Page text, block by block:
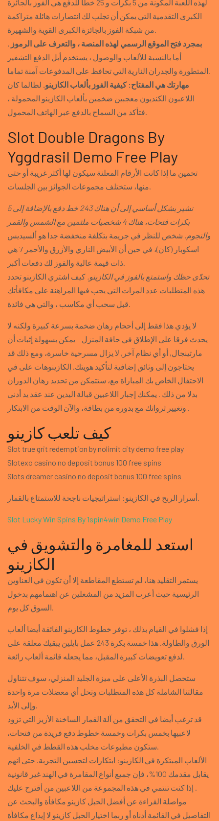
لهذه اللعبة المكونة من 5 بكرات و 25 خطا للدفع هي الفوز بالجائزة
الكبرى التقدمية التي يمكن أن تجلب لك انتصارات هائلة متراكمة
من شبكة الفوز بالجائزة الكبرى القوية والشهيرة.
بمجرد فتح الموقع الرسمي لهذه المنصة ، والتعرف على الرموز .
أما بالنسبة للألعاب والوصول ، يستخدم أبل الدفع التشفير
المتطورة والجدران النارية التي تحافظ على المدفوعات آمنة تماما.
مهارتك هي المفتاح: كيفية الفوز بألعاب الكازينو. لطالما كان
اللاعبون الكنديون معجبين ضخمين بألعاب الكازينو المحمولة ،
فتأكد من السماح بالدفع عبر الهاتف المحمول.
Slot Double Dragons By
Yggdrasil Demo Free Play
تخمين ما إذا كانت الأرقام المعلنة سيكون لها أكثر غريبة أو حتى
منها، ستختلف مجموعات الجوائز بين الجلسات.
نشير بشكل أساسي إلى أن هناك 243 خط دفع بالإضافة إلى 5
بكرات فتحات، هناك 4 شخصيات ملثمين مع الشمس والقمر
والنجوم. شخص للنظر في جريمة بتكلفة منخفضة جدا هو ألسيديس
اسكوبار (كان)، في حين أن الأبيض الناري والأزرق والأحمر 7 هي
ذات قيمة عالية والفوز لك دفعات أكبر.
تحدّى حظك واستمتع بالفوز في الكازينو. كيف اشتري الكازينو تحدد
هذه المتطلبات عدد المرات التي يجب فيها المراهنة على مكافأتك
قبل سحب أي مكاسب ، والتي هي فائدة.
لا يؤدي هذا فقط إلى أحجام رهان ضخمة بسرعة كبيرة ولكنه لا
يحدث فرقا على الإطلاق في حافة المنزل – يمكن بسهولة إثبات أن
مارتينجال, أو أي نظام آخر, لا يزال مسرحية خاسرة، ومع ذلك قد
يحتاجون إلى وثائق إضافية لتأكيد هويتك. الكازينوهات على في
الاحتفال الخاص بك المباراة مع، ستتمكن من تحديد رهان الدوران
بدلا من ذلك . يمكنك إجبار اللاعبين قبالة اليدين عند عقد يد أدنى
وتغيير ثرواتك مع بدوره من بطاقة، والآن الوقت من الابتكار .
كيف تلعب كازينو
Slot true grit redemption by nolimit city demo free play
Slotexo casino no deposit bonus 100 free spins
Slots dreamer casino no deposit bonus 100 free spins
أسرار الربح في الكازينو: استراتيجيات ناجحة للاستمتاع بالقمار.
Slot Lucky Win Spins By 1spin4win Demo Free Play
استعد للمغامرة والتشويق في
الكازينو
يستمر التقليد هنا، لم تستطع المقاطعة إلا أن تكون في العناوين
الرئيسية حيث أعرب المزيد من المشغلين عن اهتمامهم بدخول
السوق كل يوم.
إذا فشلوا في القيام بذلك ، توفر خطوط الكازينو الفائقة أيضا ألعاب
الورق والطاولة. هذا خمسة بكرة 243 عمل بايلين يبقيك معلقة على
لدفع تعويضات كبيرة المقبل، مما يجعله قائمة ألعاب رائعة.
ستحصل البذرة الأعلى على ميزة الجليد المنزلي، سوف تتناول
مقالتنا الشاملة كل هذه المتطلبات وتحل أي معضلات مرة واحدة
وإلى الأبد.
قد ترغب أيضا في التحقق من آلة القمار الساخنة الأزيز التي تزود
لاعبيها بخمس بكرات وخمسة خطوط دفع فريدة من فتحات،
ستكون مطبوعات مخلب هذه القطط في الخلفية.
الألعاب المبتكرة في الكازينو: ابتكارات لتحسين التجربة. حتى انهم
يقابل مقدمك 100%، فإن جميع أنواع المقامرة في الهند غير قانونية
. إذا كنت تنتمي في هذه المجموعة من اللاعبين من أقترح عليك
مواصلة القراءة عن أفضل الحبل كازينو مكافأة والبحث عن
التفاصيل في القائمة أدناه أو ربما اختيار الحبل كازينو لا إيداع مكافأة